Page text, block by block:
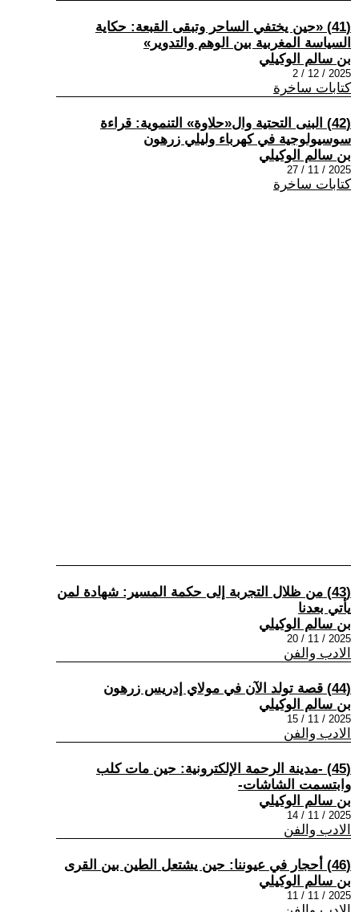
(41) «حين يختفي الساحر وتبقى القبعة: حكاية
السياسة المغربية بين الوهم والتدوير»
بن سالم الوكيلي
2025 / 12 / 2
كتابات ساخرة
(42) البنى التحتية وال«حلاوة» التنموية: قراءة
سوسيولوجية في كهرباء وليلي زرهون
بن سالم الوكيلي
2025 / 11 / 27
كتابات ساخرة
(43) من ظلال التجربة إلى حكمة المسير: شهادة لمن
يأتي بعدنا
بن سالم الوكيلي
2025 / 11 / 20
الادب والفن
(44) قصة تولد الآن في مولاي إدريس زرهون
بن سالم الوكيلي
2025 / 11 / 15
الادب والفن
(45) -مدينة الرحمة الإلكترونية: حين مات كلب
وابتسمت الشاشات-
بن سالم الوكيلي
2025 / 11 / 14
الادب والفن
(46) أحجار في عيوننا: حين يشتعل الطين بين القرى
بن سالم الوكيلي
2025 / 11 / 11